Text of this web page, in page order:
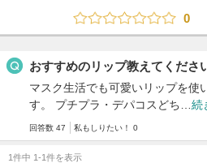
0
おすすめのリップ教えてくださ
マスク生活でも可愛いリップを使
す。 プチプラ・デパコスどち… 続
回答数 47 私もしりたい！ 0
1件中 1-1件を表示